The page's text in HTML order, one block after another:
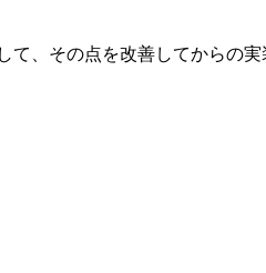
て、その点を改善してからの